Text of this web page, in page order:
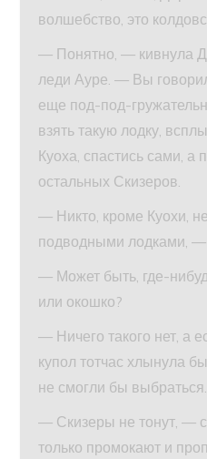
волшебство, это
— Понятно, — кивнула
леди Ауре. — Вы
еще под-под-
взять такую лодку,
Куоха, спастись сами, а
остальных Скизеров.
— Никто, кроме Куохи,
подводными лодками,
— Может быть, где-
или окошко?
— Ничего такого нет, а
купол тотчас хлынула
не смогли бы выбраться.
— Скизеры не тонут, —
только промокают и